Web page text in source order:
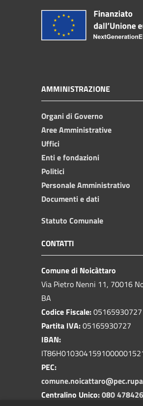
AMMINISTRAZIONE
Organi di Governo
Aree Amministrative
Uffici
Enti e fondazioni
Politici
Personale Amministrativo
Documenti e dati
Statuto Comunale
CONTATTI
Comune di Noicàttaro
Via Pietro Nenni 11, 70016
BA
Codice Fiscale:05165930727
Partita IVA:05165930727
IBAN:
PEC:
Centralino Unico:080